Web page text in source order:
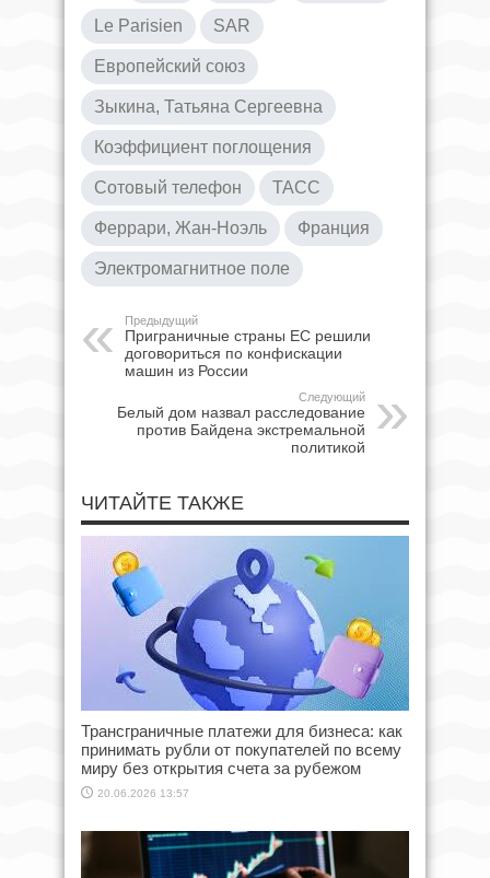
Le Parisien SAR
Европейский союз
Зыкина, Татьяна Сергеевна
Коэффициент поглощения
Сотовый телефон ТАСС
Феррари, Жан-Ноэль Франция
Электромагнитное поле
Предыдущий
Приграничные страны ЕС решили
договориться по конфискации
машин из России
Следующий
Белый дом назвал расследование
против Байдена экстремальной
политикой
ЧИТАЙТЕ ТАКЖЕ
Трансграничные платежи для бизнеса: как
принимать рубли от покупателей по всему
миру без открытия счета за рубежом
20.06.2026 13:57